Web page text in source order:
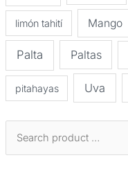
limón tahití Mango
Palta Paltas
pitahayas Uva